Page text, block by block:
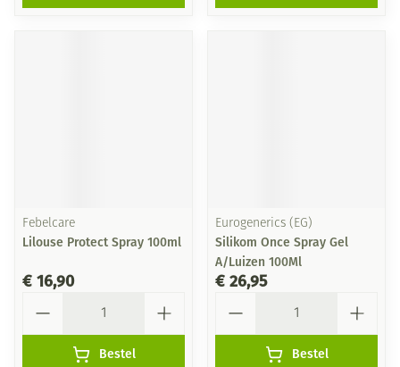
Febelcare
Lilouse Protect Spray 100ml
€ 16,90
Bestel
Eurogenerics (EG)
Silikom Once Spray Gel
A/Luizen 100Ml
€ 26,95
Bestel